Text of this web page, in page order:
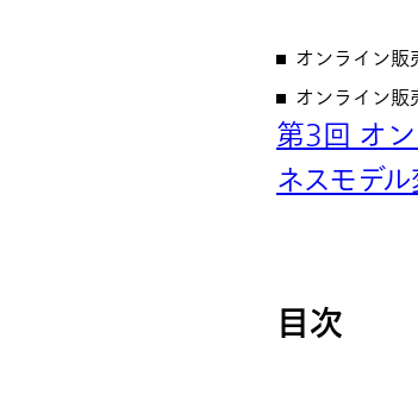
オンライン販
オンライン販
第3回 オ
ネスモデ
目次